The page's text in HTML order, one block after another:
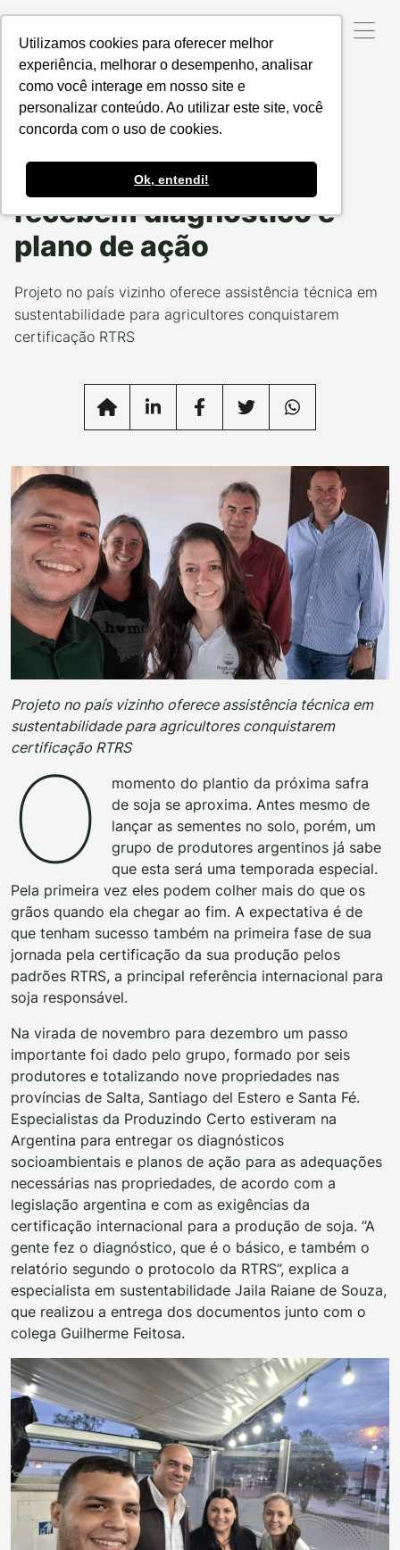
Utilizamos cookies para oferecer melhor
experiência, melhorar o desempenho, analisar
como você interage em nosso site e
personalizar conteúdo. Ao utilizar este site, você
concorda com o uso de cookies.
Ok, entendi!
Data da Postagem:07/12/2022 Categoria:
PROJETOS
Produzindo Certo na
Argentina: Produtores
recebem diagnóstico e
plano de ação
Projeto no país vizinho oferece assistência técnica em
sustentabilidade para agricultores conquistarem
certificação RTRS
Projeto no país vizinho oferece assistência técnica em
sustentabilidade para agricultores conquistarem
certificação RTRS
O
momento do plantio da próxima safra
de soja se aproxima. Antes mesmo de
lançar as sementes no solo, porém, um
grupo de produtores argentinos já sabe
que esta será uma temporada especial.
Pela primeira vez eles podem colher mais do que os
grãos quando ela chegar ao fim. A expectativa é de
que tenham sucesso também na primeira fase de sua
jornada pela certificação da sua produção pelos
padrões RTRS, a principal referência internacional para
soja responsável.
Na virada de novembro para dezembro um passo
importante foi dado pelo grupo, formado por seis
produtores e totalizando nove propriedades nas
províncias de Salta, Santiago del Estero e Santa Fé.
Especialistas da Produzindo Certo estiveram na
Argentina para entregar os diagnósticos
socioambientais e planos de ação para as adequações
necessárias nas propriedades, de acordo com a
legislação argentina e com as exigências da
certificação internacional para a produção de soja. “A
gente fez o diagnóstico, que é o básico, e também o
relatório segundo o protocolo da RTRS”, explica a
especialista em sustentabilidade Jaila Raiane de Souza,
que realizou a entrega dos documentos junto com o
colega Guilherme Feitosa.